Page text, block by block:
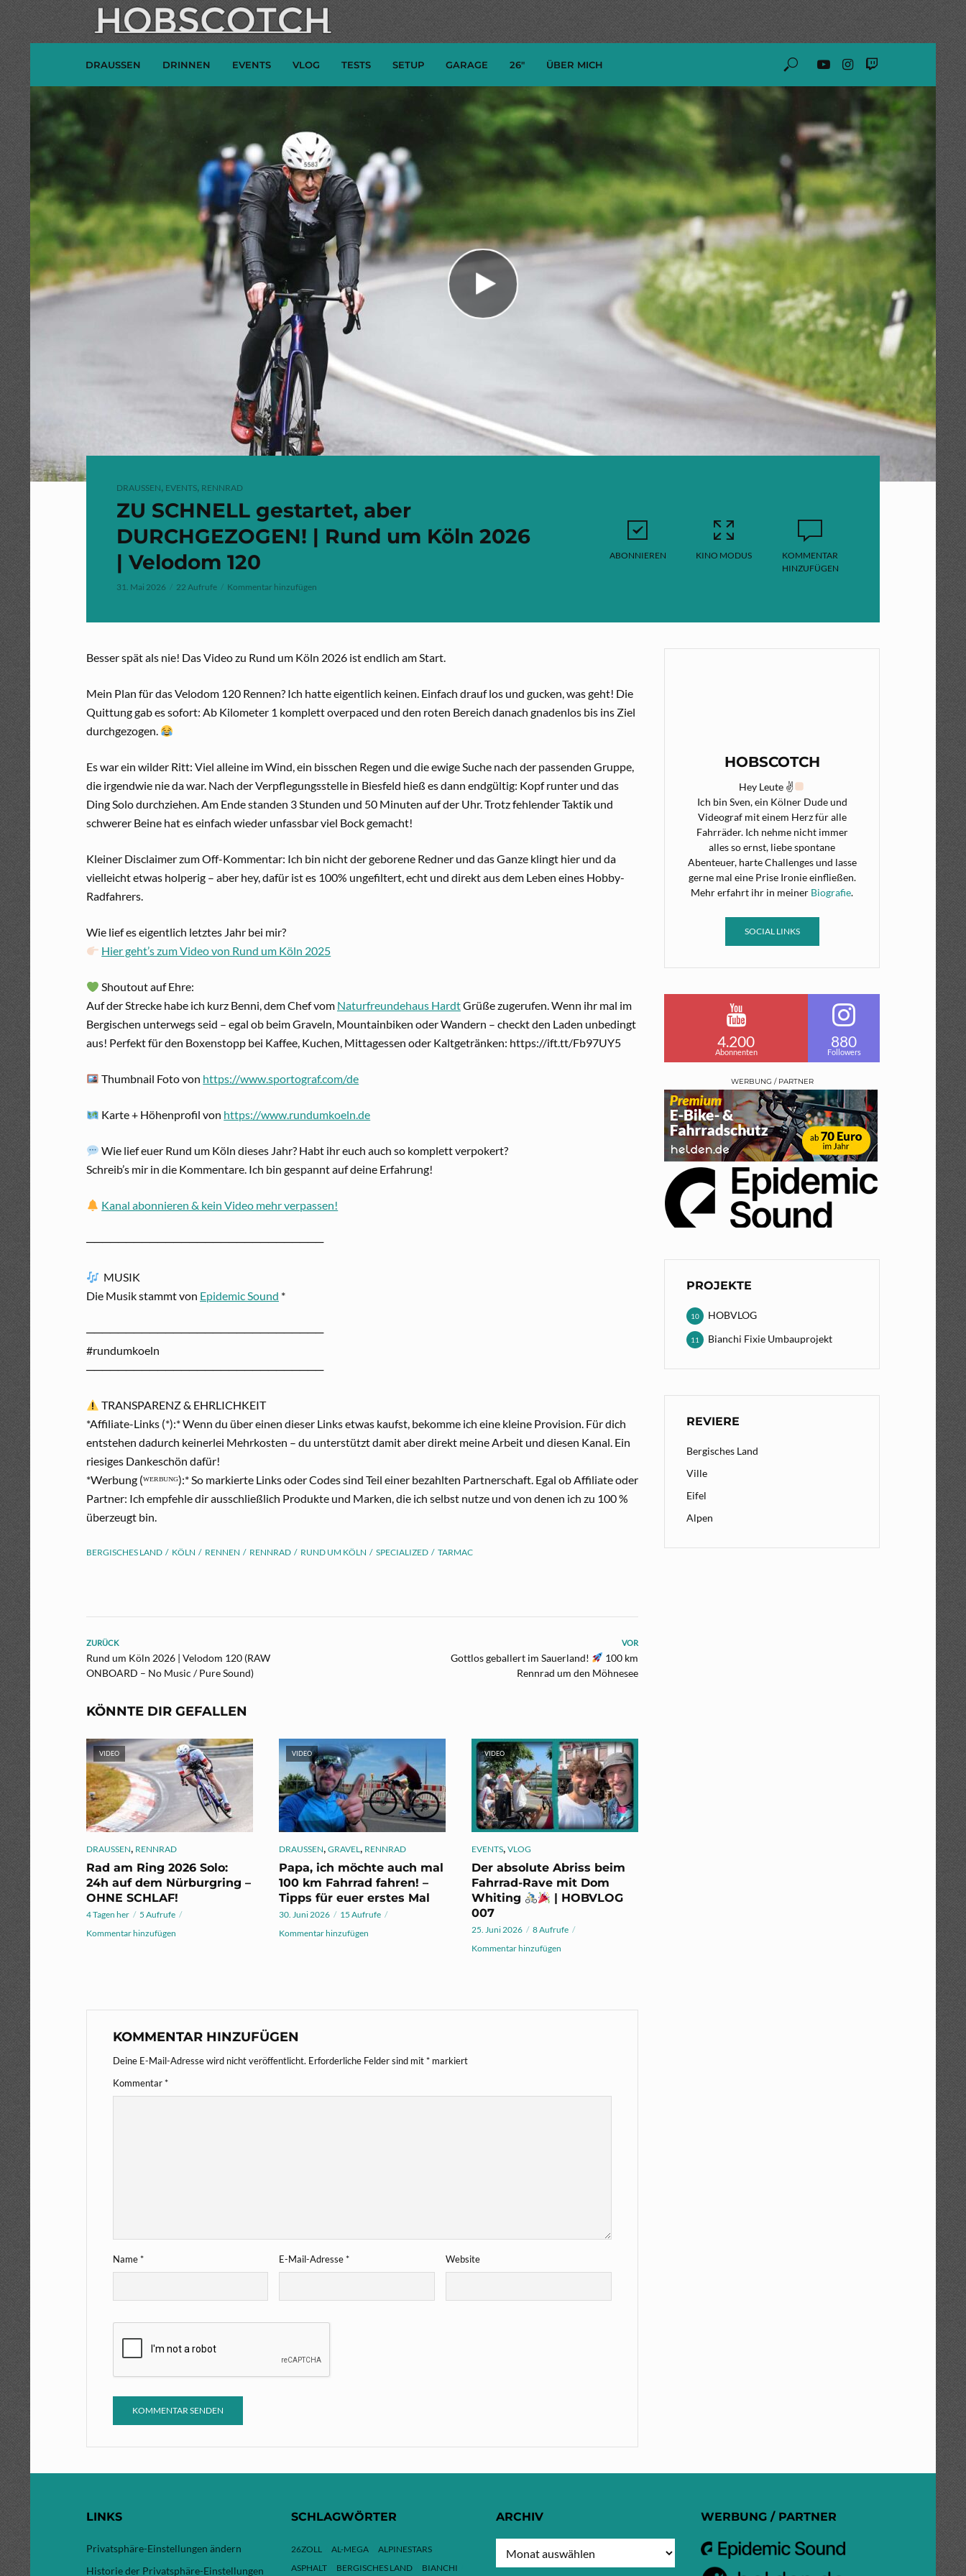
DRAUSSEN DRINNEN EVENTS VLOG TESTS SETUP GARAGE 26″ ÜBER MICH
DRAUSSEN, EVENTS, RENNRAD
ZU SCHNELL gestartet, aber
DURCHGEZOGEN! | Rund um Köln 2026
| Velodom 120
31. Mai 2026 22 Aufrufe Kommentar hinzufügen
ABONNIEREN KINO MODUS
KOMMENTAR
HINZUFÜGEN
Besser spät als nie! Das Video zu Rund um Köln 2026 ist endlich am Start.
Mein Plan für das Velodom 120 Rennen? Ich hatte eigentlich keinen. Einfach drauf los und gucken, was geht! Die
Quittung gab es sofort: Ab Kilometer 1 komplett overpaced und den roten Bereich danach gnadenlos bis ins Ziel
durchgezogen.
Es war ein wilder Ritt: Viel alleine im Wind, ein bisschen Regen und die ewige Suche nach der passenden Gruppe,
die irgendwie nie da war. Nach der Verpflegungsstelle in Biesfeld hieß es dann endgültig: Kopf runter und das
Ding Solo durchziehen. Am Ende standen 3 Stunden und 50 Minuten auf der Uhr. Trotz fehlender Taktik und
schwerer Beine hat es einfach wieder unfassbar viel Bock gemacht!
Kleiner Disclaimer zum Off-Kommentar: Ich bin nicht der geborene Redner und das Ganze klingt hier und da
vielleicht etwas holperig – aber hey, dafür ist es 100% ungefiltert, echt und direkt aus dem Leben eines Hobby-
Radfahrers.
Wie lief es eigentlich letztes Jahr bei mir?
Hier geht’s zum Video von Rund um Köln 2025
Shoutout auf Ehre:
Auf der Strecke habe ich kurz Benni, dem Chef vom Naturfreundehaus HardtGrüße zugerufen. Wenn ihr mal im
Bergischen unterwegs seid – egal ob beim Graveln, Mountainbiken oder Wandern – checkt den Laden unbedingt
aus! Perfekt für den Boxenstopp bei Kaffee, Kuchen, Mittagessen oder Kaltgetränken: https://ift.tt/Fb97UY5
Thumbnail Foto von https://www.sportograf.com/de
Karte + Höhenprofil von https://www.rundumkoeln.de
Wie lief euer Rund um Köln dieses Jahr? Habt ihr euch auch so komplett verpokert?
Schreib’s mir in die Kommentare. Ich bin gespannt auf deine Erfahrung!
Kanal abonnieren & kein Video mehr verpassen!
──────────────────────────────
MUSIK
Die Musik stammt von Epidemic Sound *
──────────────────────────────
#rundumkoeln
──────────────────────────────
TRANSPARENZ & EHRLICHKEIT
*Affiliate-Links (*):* Wenn du über einen dieser Links etwas kaufst, bekomme ich eine kleine Provision. Für dich
entstehen dadurch keinerlei Mehrkosten – du unterstützt damit aber direkt meine Arbeit und diesen Kanal. Ein
riesiges Dankeschön dafür!
*Werbung (ᵂᴱᴿᴮᵁᴺᴳ):* So markierte Links oder Codes sind Teil einer bezahlten Partnerschaft. Egal ob Affiliate oder
Partner: Ich empfehle dir ausschließlich Produkte und Marken, die ich selbst nutze und von denen ich zu 100 %
überzeugt bin.
BERGISCHES LAND KÖLN RENNEN RENNRAD RUND UM KÖLN SPECIALIZED TARMAC
ZURÜCK
Rund um Köln 2026 | Velodom 120 (RAW
ONBOARD – No Music / Pure Sound)
VOR
Gottlos geballert im Sauerland!
100 km
Rennrad um den Möhnesee
KÖNNTE DIR GEFALLEN
VIDEO
DRAUSSEN, RENNRAD
Rad am Ring 2026 Solo:
24h auf dem Nürburgring –
OHNE SCHLAF!
4 Tagen her
5 Aufrufe
Kommentar hinzufügen
VIDEO
DRAUSSEN, GRAVEL , RENNRAD
Papa, ich möchte auch mal
100 km Fahrrad fahren! –
Tipps für euer erstes Mal
30. Juni 2026
15 Aufrufe
Kommentar hinzufügen
VIDEO
EVENTS, VLOG
Der absolute Abriss beim
Fahrrad-Rave mit Dom
Whiting
| HOBVLOG
007
25. Juni 2026
8 Aufrufe
Kommentar hinzufügen
KOMMENTAR HINZUFÜGEN
Deine E-Mail-Adresse wird nicht veröffentlicht. Erforderliche Felder sind mit* markiert
Kommentar*
Name* E-Mail-Adresse* Website
HOBSCOTCH
Hey Leute ✌
Ich bin Sven, ein Kölner Dude und
Videograf mit einem Herz für alle
Fahrräder. Ich nehme nicht immer
alles so ernst, liebe spontane
Abenteuer, harte Challenges und lasse
gerne mal eine Prise Ironie einfließen.
Mehr erfahrt ihr in meiner Biografie.
SOCIAL LINKS
4.200
Abonnenten
880
Followers
WERBUNG / PARTNER
PROJEKTE
HOBVLOG
10
Bianchi Fixie Umbauprojekt
11
REVIERE
Bergisches Land
Ville
Eifel
Alpen
LINKS
Privatsphäre-Einstellungen ändern
Historie der Privatsphäre-Einstellungen
SCHLAGWÖRTER
26ZOLL AL-MEGA
ALPINESTARS
ASPHALT
BERGISCHES LAND BIANCHI
ARCHIV
ARCHIV
WERBUNG / PARTNER